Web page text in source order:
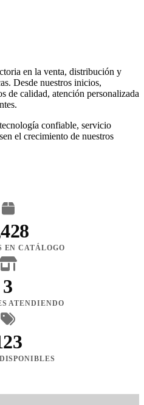
en la venta, distribución y
Desde nuestros inicios,
de calidad, atención personalizada
confiable, servicio
el crecimiento de nuestros
EN CATÁLOGO
3
ATENDIENDO